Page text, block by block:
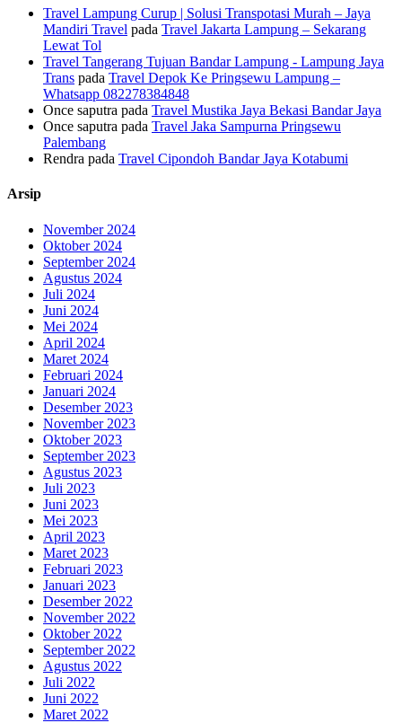
Travel Lampung Curup | Solusi Transpotasi Murah – Jaya
Mandiri Travel pada Travel Jakarta Lampung – Sekarang
Lewat Tol
Travel Tangerang Tujuan Bandar Lampung - Lampung Jaya
Trans pada Travel Depok Ke Pringsewu Lampung –
Whatsapp 082278384848
Once saputra pada Travel Mustika Jaya Bekasi Bandar Jaya
Once saputra pada Travel Jaka Sampurna Pringsewu
Palembang
Rendra pada Travel Cipondoh Bandar Jaya Kotabumi
Arsip
November 2024
Oktober 2024
September 2024
Agustus 2024
Juli 2024
Juni 2024
Mei 2024
April 2024
Maret 2024
Februari 2024
Januari 2024
Desember 2023
November 2023
Oktober 2023
September 2023
Agustus 2023
Juli 2023
Juni 2023
Mei 2023
April 2023
Maret 2023
Februari 2023
Januari 2023
Desember 2022
November 2022
Oktober 2022
September 2022
Agustus 2022
Juli 2022
Juni 2022
Maret 2022